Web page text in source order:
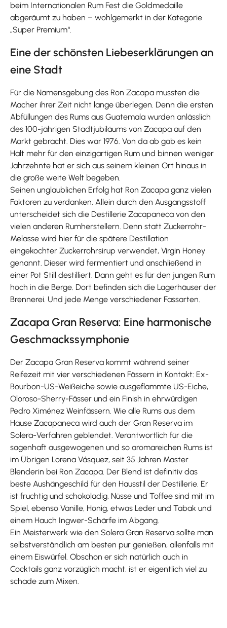
beim Internationalen Rum Fest die Goldmedaille
abgeräumt zu haben – wohlgemerkt in der Kategorie
„Super Premium“.
Eine der schönsten Liebeserklärungen an
eine Stadt
Für die Namensgebung des Ron Zacapa mussten die
Macher ihrer Zeit nicht lange überlegen. Denn die ersten
Abfüllungen des Rums aus Guatemala wurden anlässlich
des 100-jährigen Stadtjubiläums von Zacapa auf den
Markt gebracht. Dies war 1976. Von da ab gab es kein
Halt mehr für den einzigartigen Rum und binnen weniger
Jahrzehnte hat er sich aus seinem kleinen Ort hinaus in
die große weite Welt begeben.
Seinen unglaublichen Erfolg hat Ron Zacapa ganz vielen
Faktoren zu verdanken. Allein durch den Ausgangsstoff
unterscheidet sich die Destillerie Zacapaneca von den
vielen anderen Rumherstellern. Denn statt Zuckerrohr-
Melasse wird hier für die spätere Destillation
eingekochter Zuckerrohrsirup verwendet, Virgin Honey
genannt. Dieser wird fermentiert und anschließend in
einer Pot Still destilliert. Dann geht es für den jungen Rum
hoch in die Berge. Dort befinden sich die Lagerhäuser der
Brennerei. Und jede Menge verschiedener Fassarten.
Zacapa Gran Reserva: Eine harmonische
Geschmackssymphonie
Der Zacapa Gran Reserva kommt während seiner
Reifezeit mit vier verschiedenen Fässern in Kontakt: Ex-
Bourbon-US-Weißeiche sowie ausgeflammte US-Eiche,
Oloroso-Sherry-Fässer und ein Finish in ehrwürdigen
Pedro Ximénez Weinfässern. Wie alle Rums aus dem
Hause Zacapaneca wird auch der Gran Reserva im
Solera-Verfahren geblendet. Verantwortlich für die
sagenhaft ausgewogenen und so aromareichen Rums ist
im Übrigen Lorena Vásquez, seit 35 Jahren Master
Blenderin bei Ron Zacapa. Der Blend ist definitiv das
beste Aushängeschild für den Hausstil der Destillerie. Er
ist fruchtig und schokoladig, Nüsse und Toffee sind mit im
Spiel, ebenso Vanille, Honig, etwas Leder und Tabak und
einem Hauch Ingwer-Schärfe im Abgang.
Ein Meisterwerk wie den Solera Gran Reserva sollte man
selbstverständlich am besten pur genießen, allenfalls mit
einem Eiswürfel. Obschon er sich natürlich auch in
Cocktails ganz vorzüglich macht, ist er eigentlich viel zu
schade zum Mixen.